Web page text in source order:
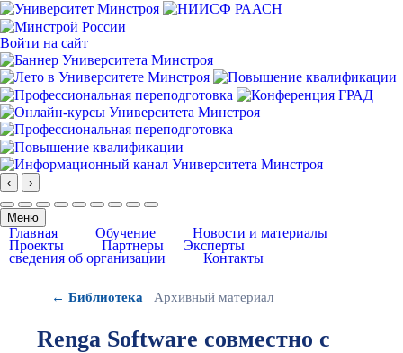
Войти на сайт
‹ ›
Меню
Главная Обучение
Новости и материалы
Проекты
Партнеры
Эксперты
сведения об организации
Контакты
← Библиотека Архивный материал
Renga Software совместно с